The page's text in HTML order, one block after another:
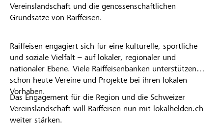
Vereinslandschaft und die genossenschaftlichen
Grundsätze von Raiffeisen.
Raiffeisen engagiert sich für eine kulturelle, sportliche
und soziale Vielfalt – auf lokaler, regionaler und
nationaler Ebene. Viele Raiffeisenbanken unterstützen
schon heute Vereine und Projekte bei ihren lokalen
Vorhaben.
Das Engagement für die Region und die Schweizer
Vereinslandschaft will Raiffeisen nun mit lokalhelden.ch
weiter stärken.